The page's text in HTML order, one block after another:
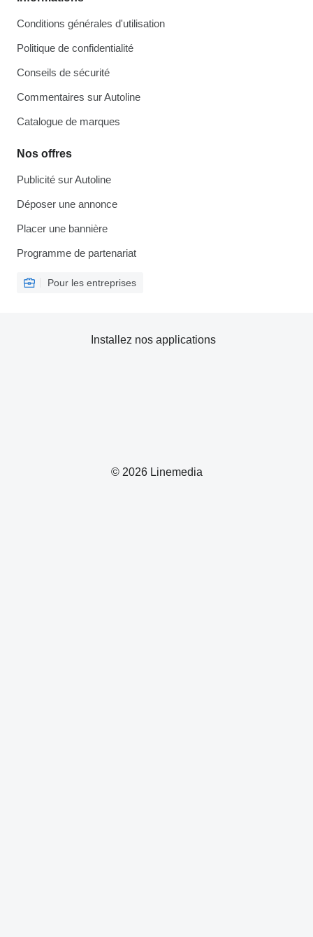
Conditions générales d'utilisation
Politique de confidentialité
Conseils de sécurité
Commentaires sur Autoline
Catalogue de marques
Nos offres
Publicité sur Autoline
Déposer une annonce
Placer une bannière
Programme de partenariat
Pour les entreprises
© 2026 Linemedia
Installez nos applications